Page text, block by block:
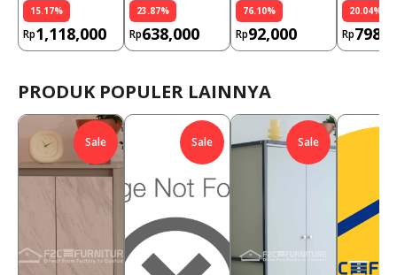
15.17%
Rp1,118,000
23.87%
Rp638,000
76.10%
Rp92,000
20.04%
Rp
PRODUK POPULER LAINNYA
Sale Sale Sale